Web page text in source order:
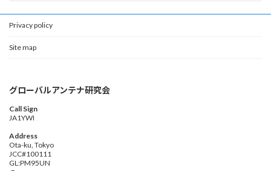
Privacy policy
Site map
グローバルアンテナ研究会
Call Sign
JA1YWI
Address
Ota-ku, Tokyo
JCC#100111
GL:PM95UN